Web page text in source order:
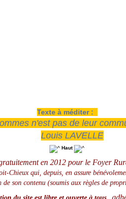
Texte à méditer :
n'est pas de leur
Louis LAVELLE
Haut
en 2012 pour le Foyer
Chieux qui, depuis, en assure
son contenu (soumis aux règles de